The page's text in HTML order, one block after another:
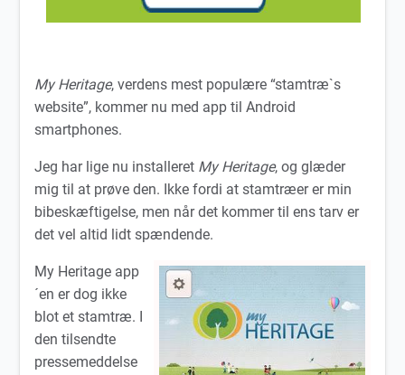
My Heritage, verdens mest populære “stamtræ`s
website”, kommer nu med app til Android
smartphones.
Jeg har lige nu installeret My Heritage, og glæder
mig til at prøve den. Ikke fordi at stamtræer er min
bibeskæftigelse, men når det kommer til ens tarv er
det vel altid lidt spændende.
My Heritage app
´en er dog ikke
blot et stamtræ. I
den tilsendte
pressemeddelse